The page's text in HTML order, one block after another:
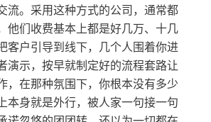
流。采用这种方式的公司，通常都
他们收费基本上都是好几万、十几
客户引导到线下，几个人围着你进
演示，按早就制定好的流程套路让
，在那种氛围下，你根本没有多少
本身就是外行，被人家一句接一句